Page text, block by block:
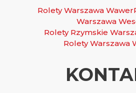
Rolety Warszawa Wawer
Warszawa
Rolety Rzymskie
Rolety Warszawa